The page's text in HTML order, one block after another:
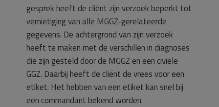
gesprek heeft de cliënt zijn verzoek beperkt tot
vernietiging van alle MGGZ-gerelateerde
gegevens. De achtergrond van zijn verzoek
heeft te maken met de verschillen in diagnoses
die zijn gesteld door de MGGZ en een civiele
GGZ. Daarbij heeft de cliënt de vrees voor een
etiket. Het hebben van een etiket kan snel bij
een commandant bekend worden.